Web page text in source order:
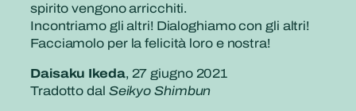
spirito vengono arricchiti.
Incontriamo gli altri! Dialoghiamo con gli altri!
Facciamolo per la felicità loro e nostra!
Daisaku Ikeda, 27 giugno 2021
Tradotto dal Seikyo Shimbun